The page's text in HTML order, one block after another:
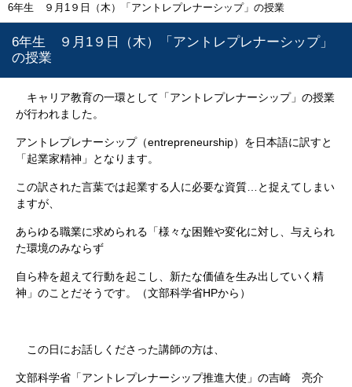
6年生 ９月1９日（木）「アントレプレナーシップ」の授業
6年生 ９月1９日（木）「アントレプレナーシップ」
の授業
キャリア教育の一環として「アントレプレナーシップ」の授業
が行われました。
アントレプレナーシップ（entrepreneurship）を日本語に訳すと
「起業家精神」となります。
この訳された言葉では起業する人に必要な資質…と捉えてしまい
ますが、
あらゆる職業に求められる「様々な困難や変化に対し、与えられ
た環境のみならず
自ら枠を超えて行動を起こし、新たな価値を生み出していく精
神」のことだそうです。（文部科学省HPから）
この日にお話しくださった講師の方は、
文部科学省「アントレプレナーシップ推進大使」の吉崎 亮介